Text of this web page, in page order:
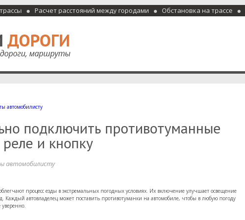
Расчет расстояний между городами Обстановка на трассе
и трассы России, мотели и гостиницы
автомобилисту
подключить противотуманные
и кнопку
автомобилисту
процесс езды в экстремальных погодных условиях. Их включение улучшает освещение
Каждый автовладелец может поставить противотуманки на автомобиле, чтобы в любую погоду
уверенно.